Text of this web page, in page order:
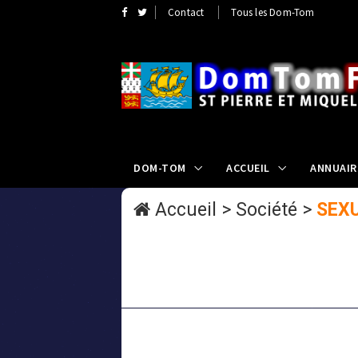
Contact Tous les Dom-Tom
DOM-TOM ACCUEIL
Accueil > Société >